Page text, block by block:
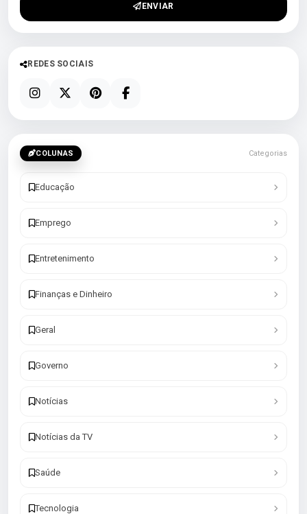
ENVIAR
REDES SOCIAIS
COLUNAS Categorias
Educação
Emprego
Entretenimento
Finanças e Dinheiro
Geral
Governo
Notícias
Notícias da TV
Saúde
Tecnologia